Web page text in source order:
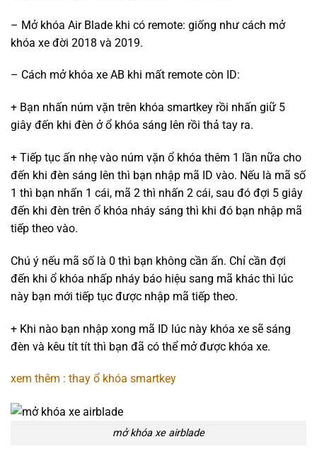
– Mở khóa Air Blade khi có remote: giống như cách mở
khóa xe đời 2018 và 2019.
– Cách mở khóa xe AB khi mất remote còn ID:
+ Bạn nhấn núm vặn trên khóa smartkey rồi nhấn giữ 5
giây đến khi đèn ở ổ khóa sáng lên rồi thả tay ra.
+ Tiếp tục ấn nhẹ vào núm vặn ổ khóa thêm 1 lần nữa cho
đến khi đèn sáng lên thì bạn nhập mã ID vào. Nếu là mã số
1 thì bạn nhấn 1 cái, mã 2 thì nhấn 2 cái, sau đó đợi 5 giây
đến khi đèn trên ổ khóa nháy sáng thì khi đó bạn nhập mã
tiếp theo vào.
Chú ý nếu mã số là 0 thì bạn không cần ấn. Chỉ cần đợi
đến khi ổ khóa nhấp nháy báo hiệu sang mã khác thì lúc
này bạn mới tiếp tục được nhập mã tiếp theo.
+ Khi nào bạn nhập xong mã ID lúc này khóa xe sẽ sáng
đèn và kêu tít tít thì bạn đã có thể mở được khóa xe.
xem thêm : thay ổ khóa smartkey
mở khóa xe airblade